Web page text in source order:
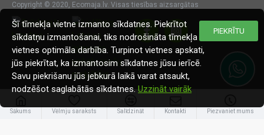
Copyright © 2020, Ecomaja.lv. Visas tiesības aizsargātas
Sākums Vēlmju saraksts Salīdzināt Kontakti Piezvaniet mums
PIEKRĪTU
Šī tīmekļa vietne izmanto sīkdatnes. Piekrītot
sīkdatņu izmantošanai, tiks nodrošināta tīmekļa
vietnes optimāla darbība. Turpinot vietnes apskati,
jūs piekrītat, ka izmantosim sīkdatnes jūsu ierīcē.
Savu piekrišanu jūs jebkurā laikā varat atsaukt,
nodzēšot saglabātās sīkdatnes. Uzzināt vairāk